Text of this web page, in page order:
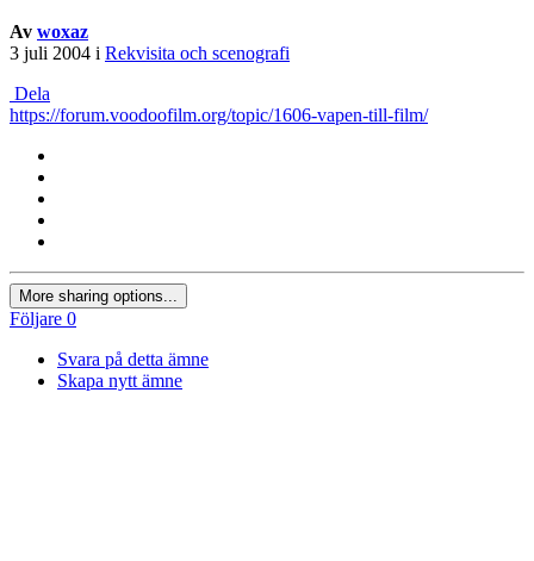
Av woxaz
3 juli 2004 i Rekvisita och scenografi
Dela
https://forum.voodoofilm.org/topic/1606-vapen-till-film/
More sharing options...
Följare 0
Svara på detta ämne
Skapa nytt ämne